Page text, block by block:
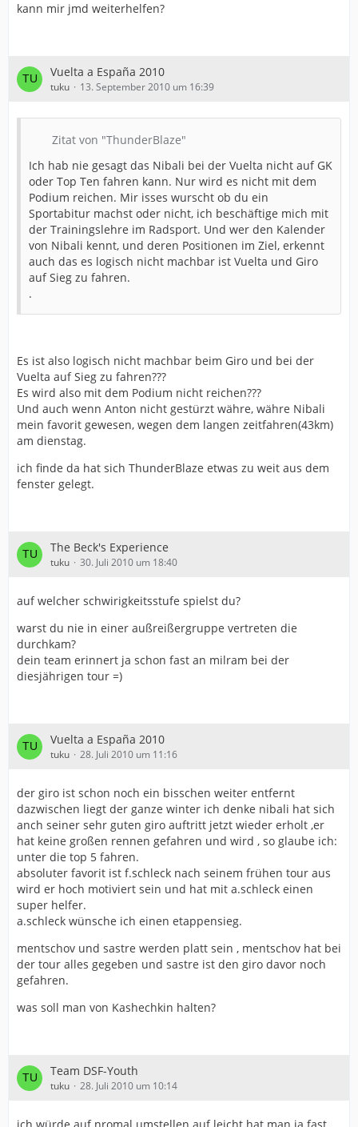
kann mir jmd weiterhelfen?
Vuelta a España 2010
tuku 13. September 2010 um 16:39
Zitat von "ThunderBlaze"
Ich hab nie gesagt das Nibali bei der Vuelta nicht auf GK
oder Top Ten fahren kann. Nur wird es nicht mit dem
Podium reichen. Mir isses wurscht ob du ein
Sportabitur machst oder nicht, ich beschäftige mich mit
der Trainingslehre im Radsport. Und wer den Kalender
von Nibali kennt, und deren Positionen im Ziel, erkennt
auch das es logisch nicht machbar ist Vuelta und Giro
auf Sieg zu fahren.
.
Es ist also logisch nicht machbar beim Giro und bei der
Vuelta auf Sieg zu fahren???
Es wird also mit dem Podium nicht reichen???
Und auch wenn Anton nicht gestürzt währe, währe Nibali
mein favorit gewesen, wegen dem langen zeitfahren(43km)
am dienstag.
ich finde da hat sich ThunderBlaze etwas zu weit aus dem
fenster gelegt.
The Beck's Experience
tuku 30. Juli 2010 um 18:40
auf welcher schwirigkeitsstufe spielst du?
warst du nie in einer außreißergruppe vertreten die
durchkam?
dein team erinnert ja schon fast an milram bei der
diesjährigen tour =)
Vuelta a España 2010
tuku 28. Juli 2010 um 11:16
der giro ist schon noch ein bisschen weiter entfernt
dazwischen liegt der ganze winter ich denke nibali hat sich
anch seiner sehr guten giro auftritt jetzt wieder erholt ,er
hat keine großen rennen gefahren und wird , so glaube ich:
unter die top 5 fahren.
absoluter favorit ist f.schleck nach seinem frühen tour aus
wird er hoch motiviert sein und hat mit a.schleck einen
super helfer.
a.schleck wünsche ich einen etappensieg.
mentschov und sastre werden platt sein , mentschov hat bei
der tour alles gegeben und sastre ist den giro davor noch
gefahren.
was soll man von Kashechkin halten?
Team DSF-Youth
tuku 28. Juli 2010 um 10:14